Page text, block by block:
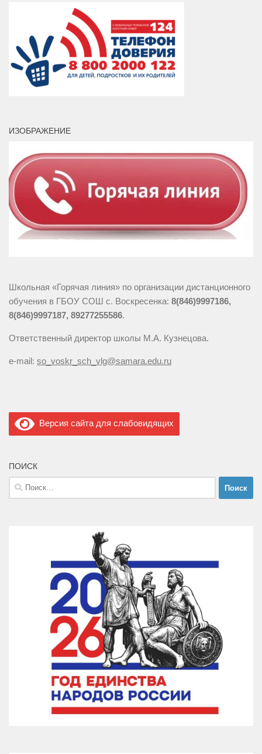
ИЗОБРАЖЕНИЕ
Школьная «Горячая линия» по организации дистанционного
обучения в ГБОУ СОШ с. Воскресенка: 8(846)9997186,
8(846)9997187, 89277255586.
Ответственный директор школы М.А. Кузнецова.
e-mail: so_voskr_sch_vlg@samara.edu.ru
Версия сайта для слабовидящих
ПОИСК
Найти: